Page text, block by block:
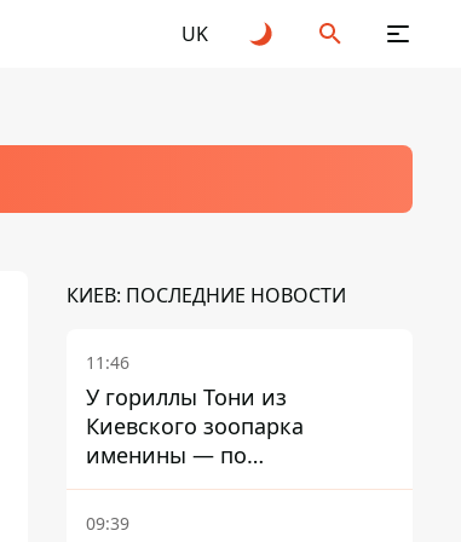
UK
КИЕВ: ПОСЛЕДНИЕ НОВОСТИ
11:46
У гориллы Тони из
Киевского зоопарка
именины — по
человеческим меркам ему
уже больше 90 лет
09:39